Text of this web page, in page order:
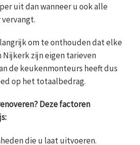
uit dan wanneer u ook alle
om te onthouden dat elke
zijn eigen tarieven
de keukenmonteurs heeft dus
op het totaalbedrag.
Deze factoren
die u laat uitvoeren.